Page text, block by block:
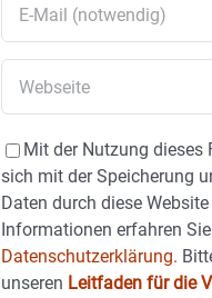
Mit der Nutzung dieses
sich mit der Speicherung
Daten durch diese
Informationen erfahren
Datenschutzerklärung.
unseren Leitfaden für die